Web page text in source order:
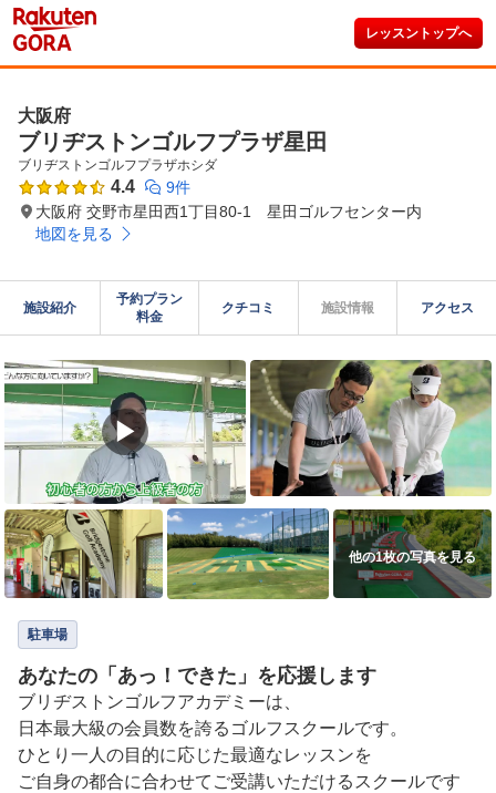
レッスントップへ
大阪府
ブリヂストンゴルフプラザ星田
ブリヂストンゴルフプラザホシダ
4.4
9件
大阪府 交野市星田西1丁目80-1 星田ゴルフセンター内
地図を見る
施設紹介
予約プラン
料金
クチコミ 施設情報 アクセス
▶
他の1枚の写真を見る
駐車場
あなたの「あっ！できた」を応援します
ブリヂストンゴルフアカデミーは、
日本最大級の会員数を誇るゴルフスクールです。
ひとり一人の目的に応じた最適なレッスンを
ご自身の都合に合わせてご受講いただけるスクールです